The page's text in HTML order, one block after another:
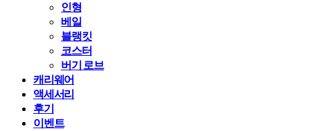
인형
베일
블랭킷
코스터
버기 로브
캐리웨어
액세서리
후기
이벤트